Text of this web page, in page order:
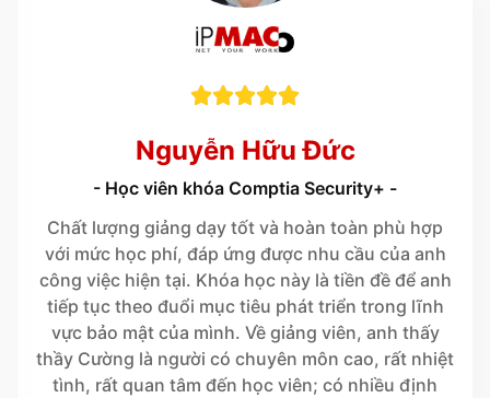

Nguyễn Hữu Đức
- Học viên khóa Comptia Security+ -
Chất lượng giảng dạy tốt và hoàn toàn phù hợp
với mức học phí, đáp ứng được nhu cầu của anh
công việc hiện tại. Khóa học này là tiền đề để anh
tiếp tục theo đuổi mục tiêu phát triển trong lĩnh
vực bảo mật của mình. Về giảng viên, anh thấy
thầy Cường là người có chuyên môn cao, rất nhiệt
tình, rất quan tâm đến học viên; có nhiều định